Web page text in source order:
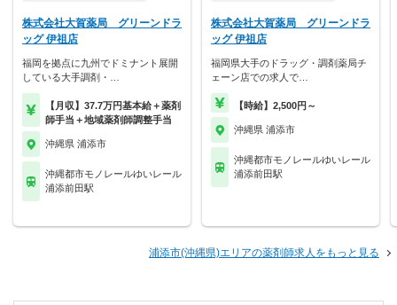
株式会社大賀薬局 グリーンドラ
ッグ 伊祖店
福岡を拠点に九州でドミナント展開
している大手調剤・…
【月収】37.7万円基本給＋薬剤
師手当＋地域薬剤師調整手当
沖縄県 浦添市
沖縄都市モノレールゆいレール
浦添前田駅
株式会社大賀薬局 グリーンドラ
ッグ 伊祖店
福岡県大手のドラッグ・調剤薬局チ
ェーン店での求人で…
【時給】2,500円～
沖縄県 浦添市
沖縄都市モノレールゆいレール
浦添前田駅
浦添市(沖縄県)エリアの薬剤師求人をもっと見る